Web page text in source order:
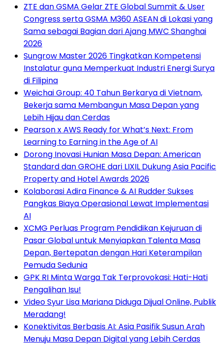
ZTE dan GSMA Gelar ZTE Global Summit & User
Congress serta GSMA M360 ASEAN di Lokasi yang
Sama sebagai Bagian dari Ajang MWC Shanghai
2026
Sungrow Master 2026 Tingkatkan Kompetensi
Instalatur guna Memperkuat Industri Energi Surya
di Filipina
Weichai Group: 40 Tahun Berkarya di Vietnam,
Bekerja sama Membangun Masa Depan yang
Lebih Hijau dan Cerdas
Pearson x AWS Ready for What’s Next: From
Learning to Earning in the Age of AI
Dorong Inovasi Hunian Masa Depan: American
Standard dan GROHE dari LIXIL Dukung Asia Pacific
Property and Hotel Awards 2026
Kolaborasi Adira Finance & AI Rudder Sukses
Pangkas Biaya Operasional Lewat Implementasi
AI
XCMG Perluas Program Pendidikan Kejuruan di
Pasar Global untuk Menyiapkan Talenta Masa
Depan, Bertepatan dengan Hari Keterampilan
Pemuda Sedunia
GPK RI Minta Warga Tak Terprovokasi: Hati-Hati
Pengalihan Isu!
Video Syur Lisa Mariana Diduga Dijual Online, Publik
Meradang!
Konektivitas Berbasis AI: Asia Pasifik Susun Arah
Menuju Masa Depan Digital yang Lebih Cerdas